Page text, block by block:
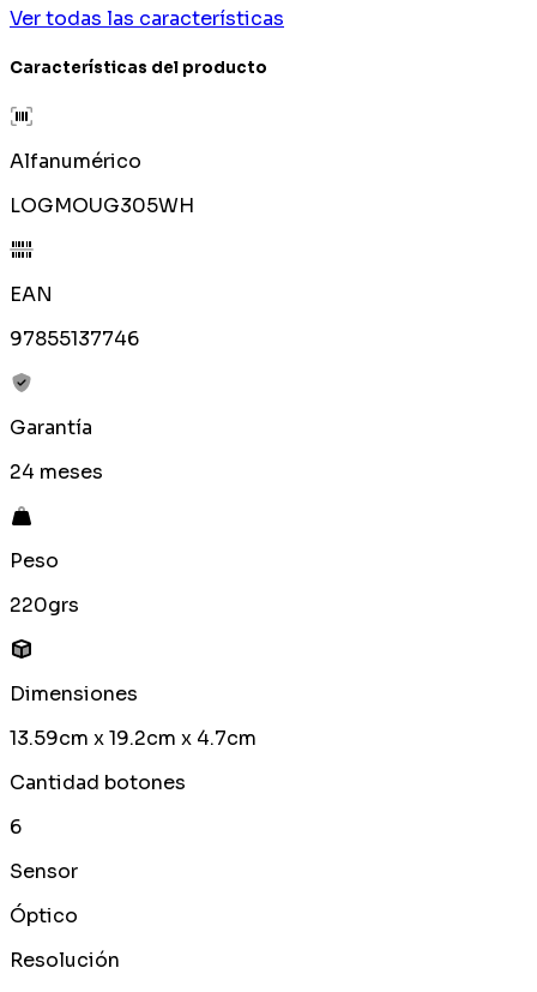
Ver todas las características
Características del producto
Alfanumérico
LOGMOUG305WH
EAN
97855137746
Garantía
24 meses
Peso
220grs
Dimensiones
13.59cm x 19.2cm x 4.7cm
Cantidad botones
6
Sensor
Óptico
Resolución